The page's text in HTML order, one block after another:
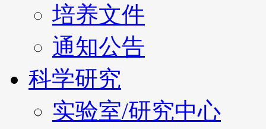
培养文件
通知公告
科学研究
实验室/研究中心